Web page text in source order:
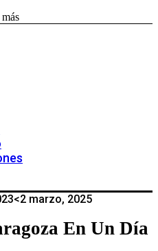
<2 marzo, 2025
En Un Día